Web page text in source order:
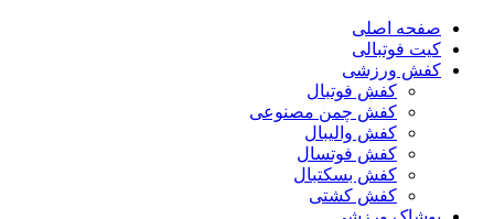
صفحه اصلی
کیت فوتبالی
کفش ورزشی
کفش فوتبال
کفش چمن مصنوعی
کفش والیبال
کفش فوتسال
کفش بسکتبال
کفش کشتی